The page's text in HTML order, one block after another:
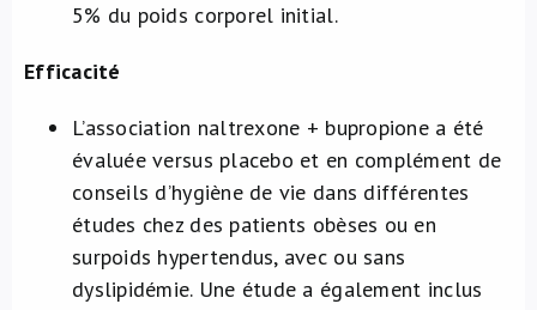
5% du poids corporel initial.
Efficacité
L’association naltrexone + bupropione a été
évaluée versus placebo et en complément de
conseils d’hygiène de vie dans différentes
études chez des patients obèses ou en
surpoids hypertendus, avec ou sans
dyslipidémie. Une étude a également inclus